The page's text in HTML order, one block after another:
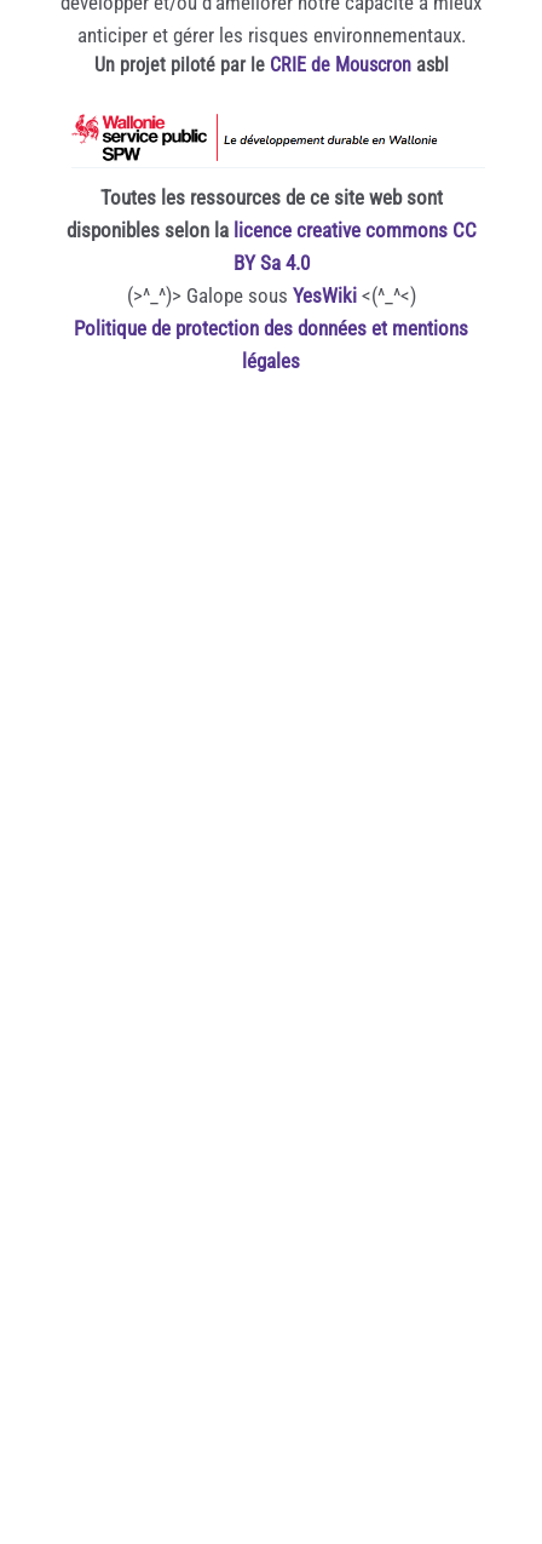
anticiper et gérer les risques environnementaux.
Un projet piloté par le CRIE de Mouscronasbl
Toutes les ressources de ce site web sont
disponibles selon la licence creative commons CC
BY Sa 4.0
(>^_^)> Galope sous YesWiki<(^_^<)
Politique de protection des données et mentions
légales